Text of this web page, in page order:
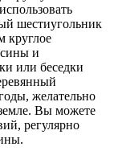
шестиугольник
круглое
и
или беседки
желательно
Вы можете
регулярно